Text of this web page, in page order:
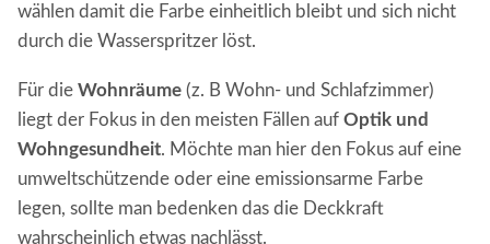
wählen damit die Farbe einheitlich bleibt und sich nicht
durch die Wasserspritzer löst.
Für die Wohnräume (z. B Wohn- und Schlafzimmer)
liegt der Fokus in den meisten Fällen auf Optik und
Wohngesundheit. Möchte man hier den Fokus auf eine
umweltschützende oder eine emissionsarme Farbe
legen, sollte man bedenken das die Deckkraft
wahrscheinlich etwas nachlässt.